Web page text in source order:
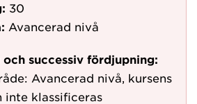
30
Avancerad nivå
successiv fördjupning:
Avancerad nivå, kursens
inte klassificeras